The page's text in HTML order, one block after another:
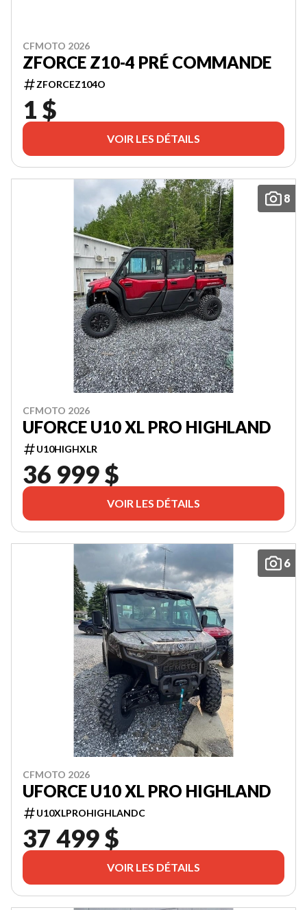
CFMOTO 2026
ZFORCE Z10-4 PRÉ COMMANDE
ZFORCEZ104O
1 $
VOIR LES DÉTAILS
8
CFMOTO 2026
UFORCE U10 XL PRO HIGHLAND
U10HIGHXLR
36 999 $
VOIR LES DÉTAILS
6
CFMOTO 2026
UFORCE U10 XL PRO HIGHLAND
U10XLPROHIGHLANDC
37 499 $
VOIR LES DÉTAILS